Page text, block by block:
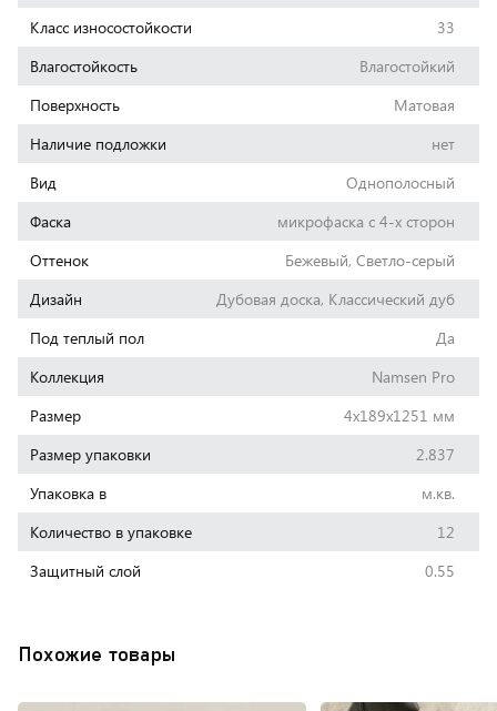
Класс износостойкости
33
Влагостойкость
Влагостойкий
Поверхность
Матовая
Наличие подложки
нет
Вид
Однополосный
Фаска
микрофаска с 4-х сторон
Оттенок
Бежевый, Светло-серый
Дизайн
Дубовая доска, Классический дуб
Под теплый пол
Да
Коллекция
Namsen Pro
Размер
4x189x1251 мм
Размер упаковки
2.837
Упаковка в
м.кв.
Количество в упаковке
12
Защитный слой
0.55
Похожие товары